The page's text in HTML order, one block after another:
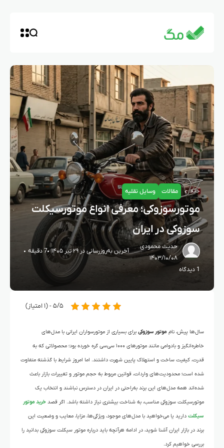
خانه مقالات وسایل نقلیه
موتورسوزوکی؛ معرفی انواع موتورسیکلت
سوزوکی در ایران
حدیث محمودی
۱۴۰۳/۱۰/۰۸
آخرین به‌روزرسانی در ۲۹ تیر ۱۴۰۵ 7 دقیقه
1 دیدگاه
۵/۵ - (۱ امتیاز)
سال‌ها پیش، نام موتور سوزوکی برای بسیاری از موتورسواران ایرانی با مدل‌های
خاطره‌انگیز و بادوامی مانند موتورهای ۱۰۰۰ سی‌سی گره خورده بود؛ محصولاتی که به
قدرت، کیفیت ساخت و استهلاک پایین شهرت داشتند. اما امروز شرایط با گذشته متفاوت
شده است؛ محدودیت‌های واردات، قوانین مربوط به حجم موتور و تغییرات بازار باعث
شده‌اند همه مدل‌های این برند به‌راحتی در ایران در دسترس نباشند و انتخاب یک
موتورسیکلت سوزوکی مناسب، به شناخت بیشتری نیاز داشته باشد. اگر قصد خرید موتور
سیکلت دارید یا می‌خواهید با مدل‌های موجود، ویژگی‌ها، مزایا، معایب و وضعیت این
برند در بازار ایران آشنا شوید، در ادامه هرآنچه باید درباره موتور سیکلت سوزوکی بدانید را
بررسی خواهیم کرد.